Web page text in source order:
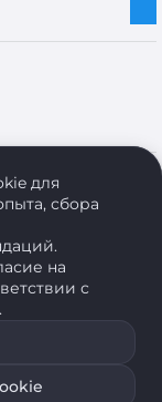
В корзину
права защищены.
290429086, регистрация:№
исполнительный комитет 31
Беларусь № 525626
передаваемые с помощью
соответствующими
для
сбора
на
с
.